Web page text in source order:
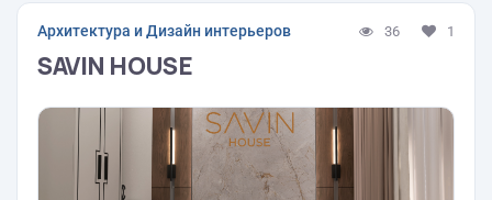
Архитектура и Дизайн интерьеров 36 1
SAVIN HOUSE